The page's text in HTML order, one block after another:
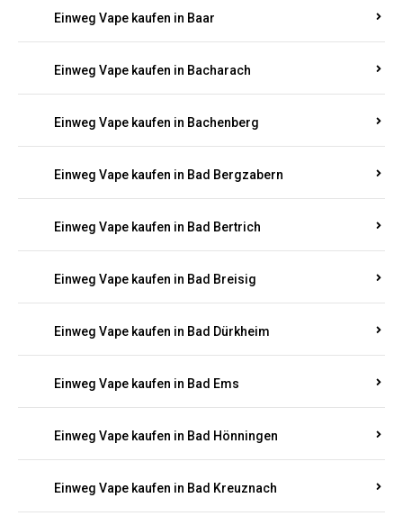
Einweg Vape kaufen in Baar
Einweg Vape kaufen in Bacharach
Einweg Vape kaufen in Bachenberg
Einweg Vape kaufen in Bad Bergzabern
Einweg Vape kaufen in Bad Bertrich
Einweg Vape kaufen in Bad Breisig
Einweg Vape kaufen in Bad Dürkheim
Einweg Vape kaufen in Bad Ems
Einweg Vape kaufen in Bad Hönningen
Einweg Vape kaufen in Bad Kreuznach